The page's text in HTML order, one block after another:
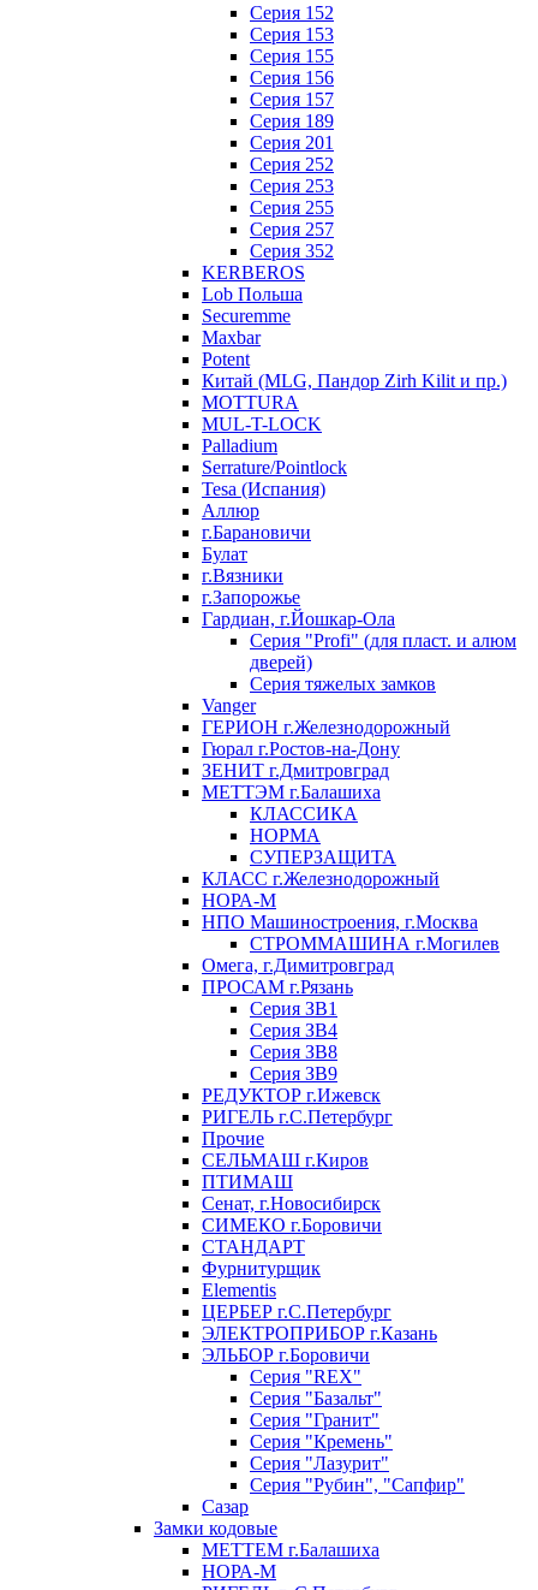
Серия 152
Серия 153
Серия 155
Серия 156
Серия 157
Серия 189
Серия 201
Серия 252
Серия 253
Серия 255
Серия 257
Серия 352
KERBEROS
Lob Польша
Securemme
Maxbar
Potent
Китай (MLG, Пандор Zirh Kilit и пр.)
MOTTURA
MUL-T-LOCK
Palladium
Serrature/Pointlock
Tesa (Испания)
Аллюр
г.Барановичи
Булат
г.Вязники
г.Запорожье
Гардиан, г.Йошкар-Ола
Серия "Profi" (для пласт. и алюм
дверей)
Серия тяжелых замков
Vanger
ГЕРИОН г.Железнодорожный
Гюрал г.Ростов-на-Дону
ЗЕНИТ г.Дмитровград
МЕТТЭМ г.Балашиха
КЛАССИКА
НОРМА
СУПЕРЗАЩИТА
КЛАСС г.Железнодорожный
НОРА-М
НПО Машиностроения, г.Москва
СТРОММАШИНА г.Могилев
Омега, г.Димитровград
ПРОСАМ г.Рязань
Серия ЗВ1
Серия ЗВ4
Серия ЗВ8
Серия ЗВ9
РЕДУКТОР г.Ижевск
РИГЕЛЬ г.С.Петербург
Прочие
СЕЛЬМАШ г.Киров
ПТИМАШ
Сенат, г.Новосибирск
СИМЕКО г.Боровичи
СТАНДАРТ
Фурнитурщик
Elementis
ЦЕРБЕР г.С.Петербург
ЭЛЕКТРОПРИБОР г.Казань
ЭЛЬБОР г.Боровичи
Серия "REX"
Серия "Базальт"
Серия "Гранит"
Серия "Кремень"
Серия "Лазурит"
Серия "Рубин", "Сапфир"
Сазар
Замки кодовые
МЕТТЕМ г.Балашиха
НОРА-М